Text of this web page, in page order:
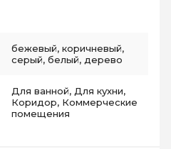
бежевый, коричневый,
серый, белый, дерево
Для ванной, Для кухни,
Коридор, Коммерческие
помещения